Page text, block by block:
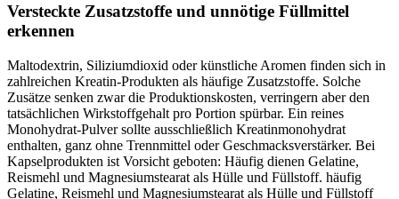
Versteckte Zusatzstoffe und unnötige Füllmittel
erkennen
Maltodextrin, Siliziumdioxid oder künstliche Aromen finden sich in
zahlreichen Kreatin-Produkten als häufige Zusatzstoffe. Solche
Zusätze senken zwar die Produktionskosten, verringern aber den
tatsächlichen Wirkstoffgehalt pro Portion spürbar. Ein reines
Monohydrat-Pulver sollte ausschließlich Kreatinmonohydrat
enthalten, ganz ohne Trennmittel oder Geschmacksverstärker. Bei
Kapselprodukten ist Vorsicht geboten: Häufig dienen Gelatine,
Reismehl und Magnesiumstearat als Hülle und Füllstoff. häufig
Gelatine, Reismehl und Magnesiumstearat als Hülle und Füllstoff